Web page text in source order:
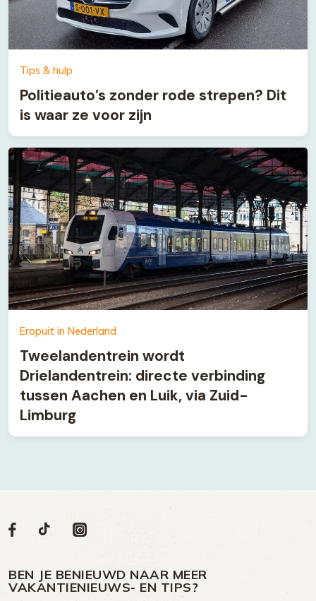
Tips & hulp
Politieauto’s zonder rode strepen? Dit
is waar ze voor zijn
Eropuit in Nederland
Tweelandentrein wordt
Drielandentrein: directe verbinding
tussen Aachen en Luik, via Zuid-
Limburg
Volg
op
Social
Volg
op
Facebook
Volg
op
TikTok
Volg
op
Instagram
BEN JE BENIEUWD NAAR MEER
VAKANTIENIEUWS- EN TIPS?